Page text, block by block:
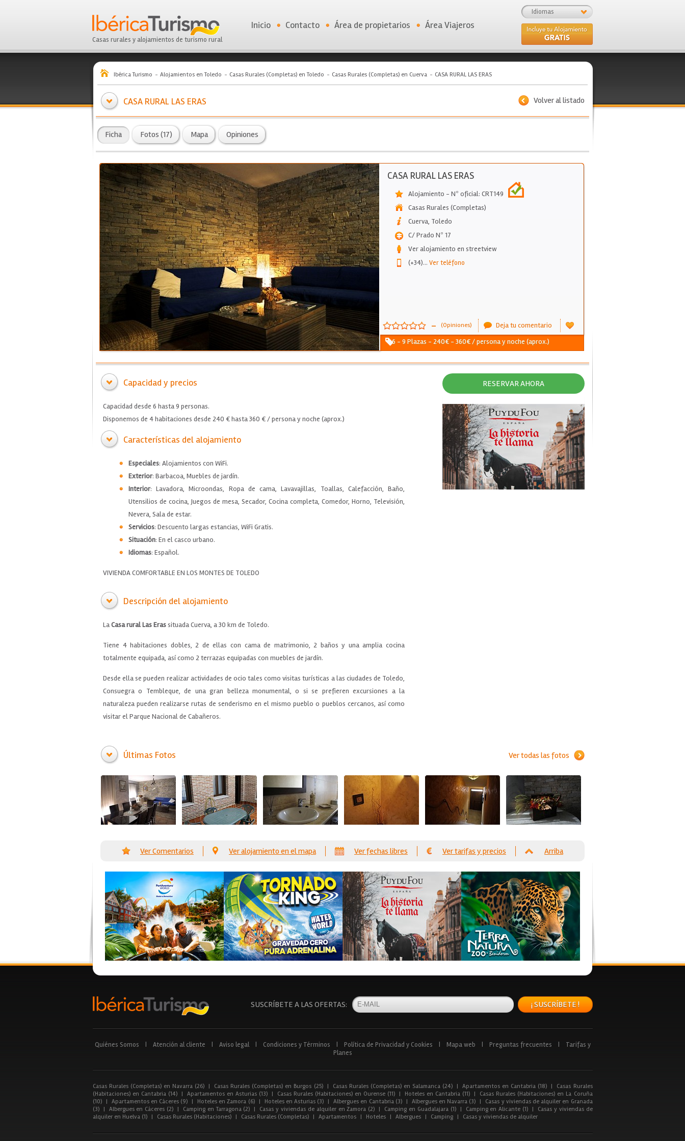
Casas rurales y alojamientos de turismo rural
Idiomas
Inicio Contacto Área de propietarios Área Viajeros
Ibérica Turismo Alojamientos en Toledo Casas Rurales (Completas) en Toledo Casas Rurales (Completas) en Cuerva CASA RURAL LAS ERAS
Volver al listado
CASA RURAL LAS ERAS
Ficha Fotos (17) Mapa Opiniones
CASA RURAL LAS ERAS
Alojamiento - Nº oficial: CRT149
Casas Rurales (Completas)
Cuerva, Toledo
C/ Prado Nº 17
Ver alojamiento en streetview
(+34)... Ver teléfono
- (Opiniones)
Deja tu comentario
6 - 9 Plazas - 240€ - 360€ / persona y noche (aprox.)
Capacidad y precios
Capacidad desde 6 hasta 9 personas.
Disponemos de 4 habitaciones desde 240 € hasta 360 € / persona y noche (aprox.)
Características del alojamiento
Especiales: Alojamientos con WiFi.
Exterior: Barbacoa, Muebles de jardín.
Interior: Lavadora, Microondas, Ropa de cama, Lavavajillas, Toallas, Calefacción, Baño,
Utensilios de cocina, Juegos de mesa, Secador, Cocina completa, Comedor, Horno, Televisión,
Nevera, Sala de estar.
Servicios: Descuento largas estancias, WiFi Gratis.
Situación: En el casco urbano.
Idiomas: Español.
VIVIENDA COMFORTABLE EN LOS MONTES DE TOLEDO
Descripción del alojamiento
LaCasa rural Las Erassituada Cuerva, a 30 km de Toledo.
Tiene 4 habitaciones dobles, 2 de ellas con cama de matrimonio, 2 baños y una amplia cocina
totalmente equipada, así como 2 terrazas equipadas con muebles de jardín.
Desde ella se pueden realizar actividades de ocio tales como visitas turísticas a las ciudades de Toledo,
Consuegra o Tembleque, de una gran belleza monumental, o si se prefieren excursiones a la
naturaleza pueden realizarse rutas de senderismo en el mismo pueblo o pueblos cercanos, así como
visitar el Parque Nacional de Cabañeros.
RESERVAR AHORA
Ver todas las fotos
Últimas Fotos
Ver Comentarios Ver alojamiento en el mapa Ver fechas libres Ver tarifas y precios Arriba
SUSCRÍBETE A LAS OFERTAS: ¡ SUSCRÍBETE !
Quiénes Somos Atención al cliente Aviso legal Condiciones y Términos Política de Privacidad y Cookies Mapa web Preguntas frecuentes
Tarifas y
Planes
Casas Rurales (Completas) en Navarra (26) | Casas Rurales (Completas) en Burgos (25) | Casas Rurales (Completas) en Salamanca (24) | Apartamentos en Cantabria (18) |
Casas Rurales
(Habitaciones) en Cantabria (14)
| Apartamentos en Asturias (13) | Casas Rurales (Habitaciones) en Ourense (11) | Hoteles en Cantabria (11) |
Casas Rurales (Habitaciones) en La Coruña
(10)
| Apartamentos en Cáceres (9) | Hoteles en Zamora (6) | Hoteles en Asturias (3) | Albergues en Cantabria (3) | Albergues en Navarra (3) |
Casas y viviendas de alquiler en Granada
(3)
| Albergues en Cáceres (2) | Camping en Tarragona (2) | Casas y viviendas de alquiler en Zamora (2) | Camping en Guadalajara (1) | Camping en Alicante (1) |
Casas y viviendas de
alquiler en Huelva (1)
| Casas Rurales (Habitaciones) | Casas Rurales (Completas) | Apartamentos | Hoteles | Albergues | Camping | Casas y viviendas de alquiler